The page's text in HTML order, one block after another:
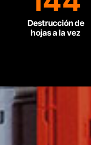
Destrucción de
hojas a la vez